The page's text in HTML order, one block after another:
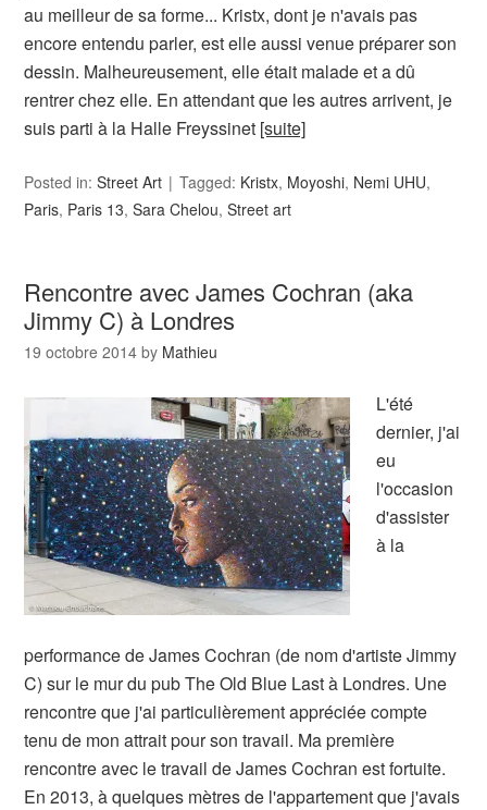
au meilleur de sa forme... Kristx, dont je n'avais pas
encore entendu parler, est elle aussi venue préparer son
dessin. Malheureusement, elle était malade et a dû
rentrer chez elle. En attendant que les autres arrivent, je
suis parti à la Halle Freyssinet [suite]
Posted in:Street Art Tagged: Kristx, Moyoshi, Nemi UHU,
Paris, Paris 13,Sara Chelou,Street art
Rencontre avec James Cochran (aka
Jimmy C) à Londres
19 octobre 2014 by Mathieu
L'été
dernier, j'ai
eu
l'occasion
d'assister
à la
performance de James Cochran (de nom d'artiste Jimmy
C) sur le mur du pub The Old Blue Last à Londres. Une
rencontre que j'ai particulièrement appréciée compte
tenu de mon attrait pour son travail. Ma première
rencontre avec le travail de James Cochran est fortuite.
En 2013, à quelques mètres de l'appartement que j'avais